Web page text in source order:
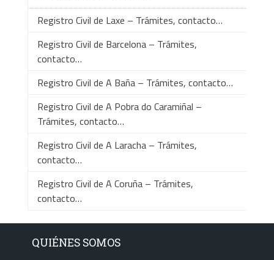
Registro Civil de Laxe – Trámites, contacto…
Registro Civil de Barcelona – Trámites,
contacto…
Registro Civil de A Baña – Trámites, contacto…
Registro Civil de A Pobra do Caramiñal –
Trámites, contacto…
Registro Civil de A Laracha – Trámites,
contacto…
Registro Civil de A Coruña – Trámites,
contacto…
QUIÉNES SOMOS